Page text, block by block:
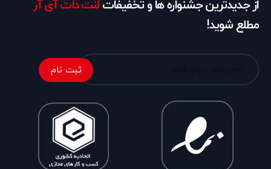
از جدیدترین جشنواره ها و تخفیفاتلنت دات آی آر
مطلع شوید!
ثبت نام